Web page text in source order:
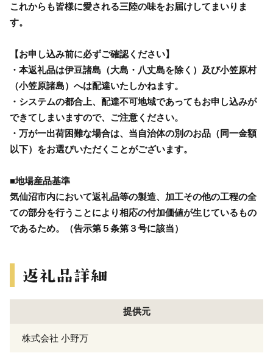
これからも皆様に愛される三陸の味をお届けしてまいりま
す。
【お申し込み前に必ずご確認ください】
・本返礼品は伊豆諸島（大島・八丈島を除く）及び小笠原村
（小笠原諸島）へは配達いたしかねます。
・システムの都合上、配達不可地域であってもお申し込みが
できてしまいますので、ご注意ください。
・万が一出荷困難な場合は、当自治体の別のお品（同一金額
以下）をお選びいただくことがございます。
■地場産品基準
気仙沼市内において返礼品等の製造、加工その他の工程の全
ての部分を行うことにより相応の付加価値が生じているもの
であるため。（告示第５条第３号に該当）
提供元
株式会社 小野万